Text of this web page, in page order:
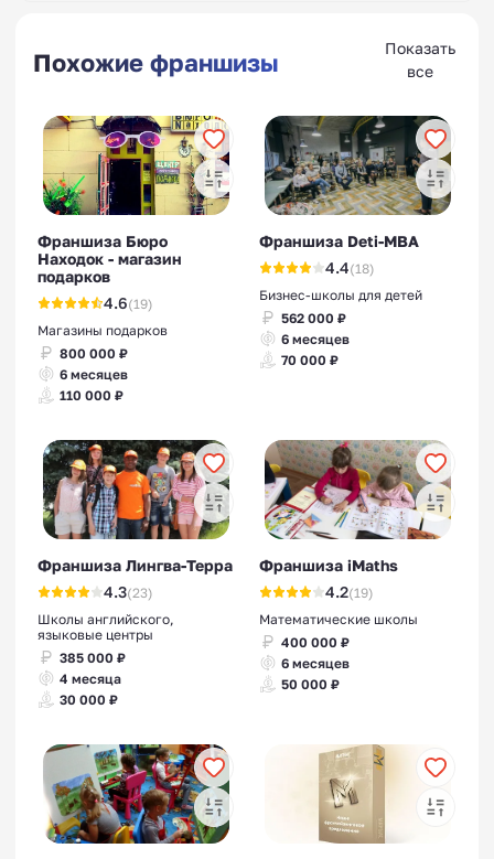
Похожие франшизы
Показать
все
Франшиза Бюро
Находок - магазин
подарков
4.6(19)
Магазины подарков
800 000 ₽
6 месяцев
110 000 ₽
Франшиза Deti-MBA
4.4(18)
Бизнес-школы для детей
562 000 ₽
6 месяцев
70 000 ₽
Франшиза Лингва-Терра
4.3(23)
Школы английского,
языковые центры
385 000 ₽
4 месяца
30 000 ₽
Франшиза iMaths
4.2(19)
Математические школы
400 000 ₽
6 месяцев
50 000 ₽